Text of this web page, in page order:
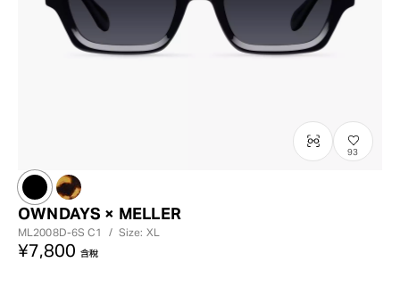
93
OWNDAYS × MELLER
ML2008D-6SC1 / Size: XL
¥7,800 含稅